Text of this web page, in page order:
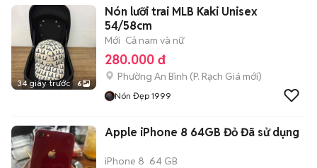
34 giây trước 6
Nón lưỡi trai MLB Kaki Unisex
54/58cm
Mới Cả nam và nữ
280.000 đ
Phường An Bình (P. Rạch Giá mới)
Nón Đẹp 1999
Apple iPhone 8 64GB Đỏ Đã sử dụng
iPhone 8 64 GB